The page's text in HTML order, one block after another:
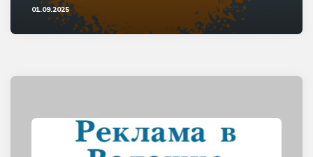
01.09.2025